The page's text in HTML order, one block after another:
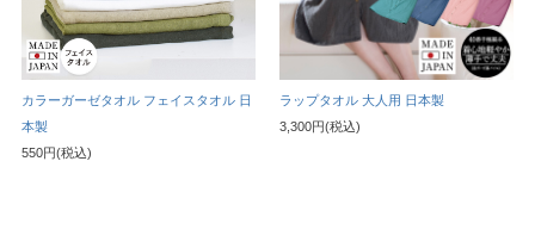
カラーガーゼタオル フェイスタオル 日
本製
550円(税込)
ラップタオル 大人用 日本製
3,300円(税込)